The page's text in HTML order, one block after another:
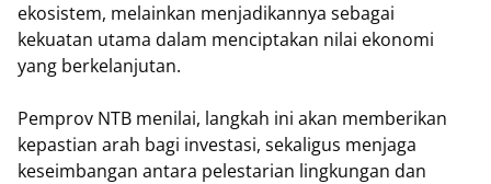
ekosistem, melainkan menjadikannya sebagai
kekuatan utama dalam menciptakan nilai ekonomi
yang berkelanjutan.
Pemprov NTB menilai, langkah ini akan memberikan
kepastian arah bagi investasi, sekaligus menjaga
keseimbangan antara pelestarian lingkungan dan